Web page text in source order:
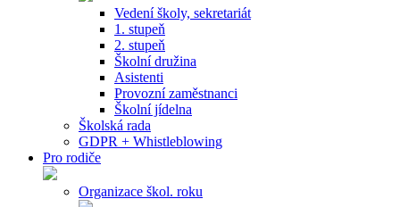
Vedení školy, sekretariát
1. stupeň
2. stupeň
Školní družina
Asistenti
Provozní zaměstnanci
Školní jídelna
Školská rada
GDPR + Whistleblowing
Pro rodiče
Organizace škol. roku